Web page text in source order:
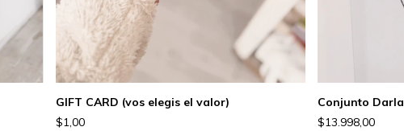
GIFT CARD (vos elegis el valor)
$1,00
Conjunto Darla
$13.998,00